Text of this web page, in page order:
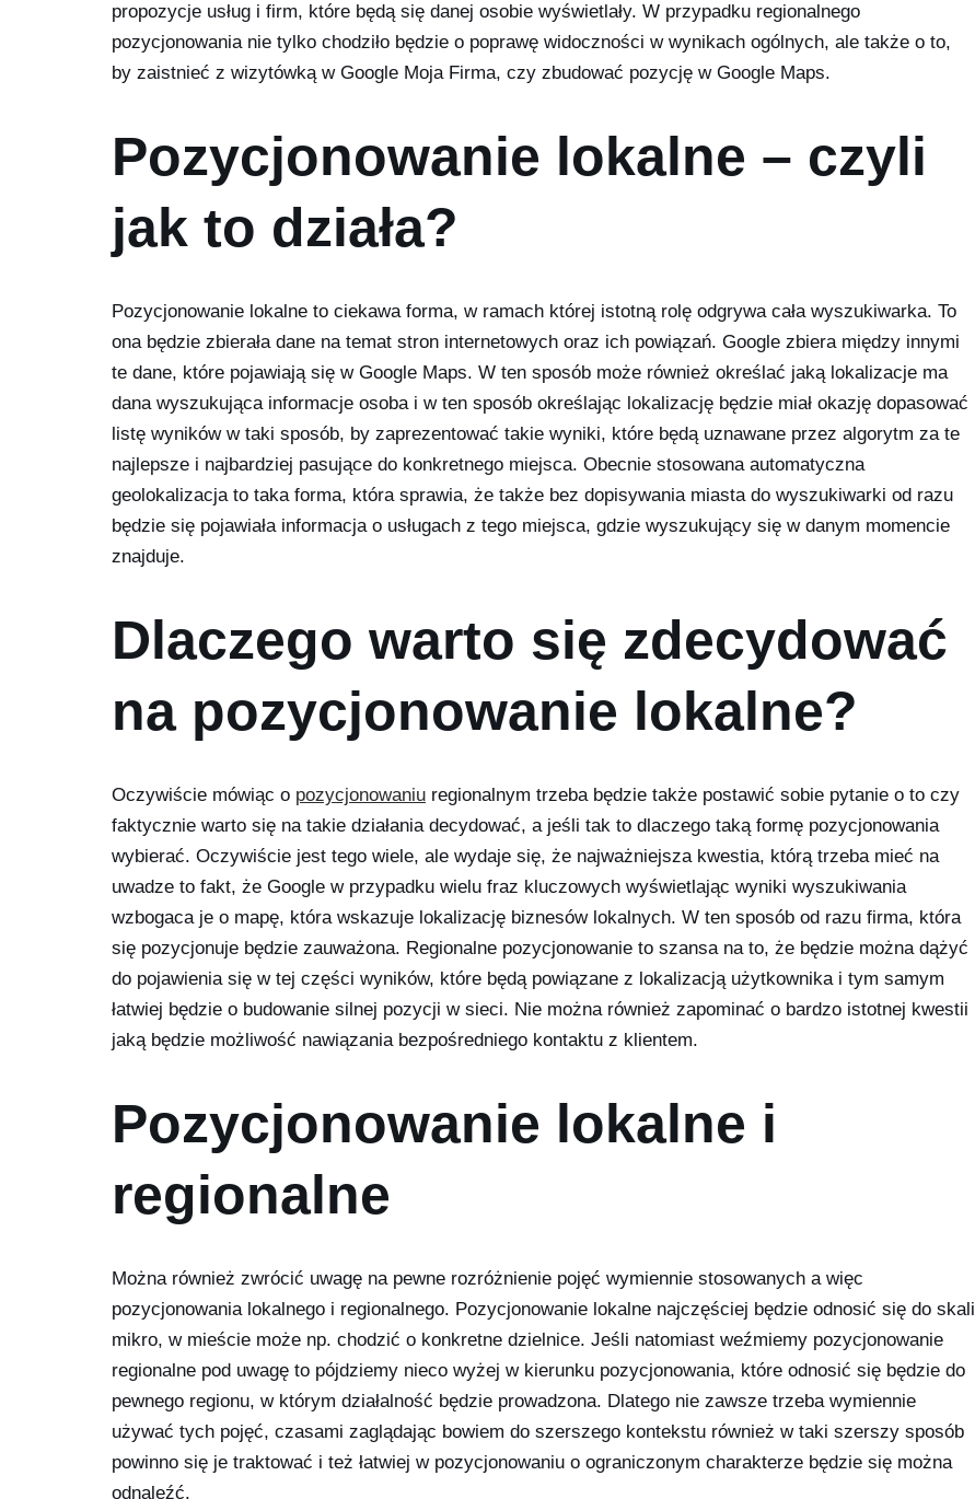
propozycje usług i firm, które będą się danej osobie wyświetlały. W przypadku regionalnego
pozycjonowania nie tylko chodziło będzie o poprawę widoczności w wynikach ogólnych, ale także o to,
by zaistnieć z wizytówką w Google Moja Firma, czy zbudować pozycję w Google Maps.
Pozycjonowanie lokalne – czyli
jak to działa?
Pozycjonowanie lokalne to ciekawa forma, w ramach której istotną rolę odgrywa cała wyszukiwarka. To
ona będzie zbierała dane na temat stron internetowych oraz ich powiązań. Google zbiera między innymi
te dane, które pojawiają się w Google Maps. W ten sposób może również określać jaką lokalizacje ma
dana wyszukująca informacje osoba i w ten sposób określając lokalizację będzie miał okazję dopasować
listę wyników w taki sposób, by zaprezentować takie wyniki, które będą uznawane przez algorytm za te
najlepsze i najbardziej pasujące do konkretnego miejsca. Obecnie stosowana automatyczna
geolokalizacja to taka forma, która sprawia, że także bez dopisywania miasta do wyszukiwarki od razu
będzie się pojawiała informacja o usługach z tego miejsca, gdzie wyszukujący się w danym momencie
znajduje.
Dlaczego warto się zdecydować
na pozycjonowanie lokalne?
Oczywiście mówiąc o pozycjonowaniu regionalnym trzeba będzie także postawić sobie pytanie o to czy
faktycznie warto się na takie działania decydować, a jeśli tak to dlaczego taką formę pozycjonowania
wybierać. Oczywiście jest tego wiele, ale wydaje się, że najważniejsza kwestia, którą trzeba mieć na
uwadze to fakt, że Google w przypadku wielu fraz kluczowych wyświetlając wyniki wyszukiwania
wzbogaca je o mapę, która wskazuje lokalizację biznesów lokalnych. W ten sposób od razu firma, która
się pozycjonuje będzie zauważona. Regionalne pozycjonowanie to szansa na to, że będzie można dążyć
do pojawienia się w tej części wyników, które będą powiązane z lokalizacją użytkownika i tym samym
łatwiej będzie o budowanie silnej pozycji w sieci. Nie można również zapominać o bardzo istotnej kwestii
jaką będzie możliwość nawiązania bezpośredniego kontaktu z klientem.
Pozycjonowanie lokalne i
regionalne
Można również zwrócić uwagę na pewne rozróżnienie pojęć wymiennie stosowanych a więc
pozycjonowania lokalnego i regionalnego. Pozycjonowanie lokalne najczęściej będzie odnosić się do skali
mikro, w mieście może np. chodzić o konkretne dzielnice. Jeśli natomiast weźmiemy pozycjonowanie
regionalne pod uwagę to pójdziemy nieco wyżej w kierunku pozycjonowania, które odnosić się będzie do
pewnego regionu, w którym działalność będzie prowadzona. Dlatego nie zawsze trzeba wymiennie
używać tych pojęć, czasami zaglądając bowiem do szerszego kontekstu również w taki szerszy sposób
powinno się je traktować i też łatwiej w pozycjonowaniu o ograniczonym charakterze będzie się można
odnaleźć.